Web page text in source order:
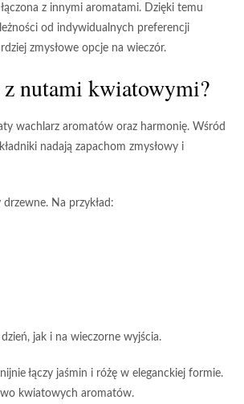
z innymi aromatami. Dzięki temu
od indywidualnych preferencji
zmysłowe opcje na wieczór.
z nutami kwiatowymi?
wachlarz aromatów oraz harmonię. Wśród
nadają zapachom zmysłowy i
Na przykład:
jak i na wieczorne wyjścia.
łączy jaśmin i różę w eleganckiej formie.
kwiatowych aromatów.